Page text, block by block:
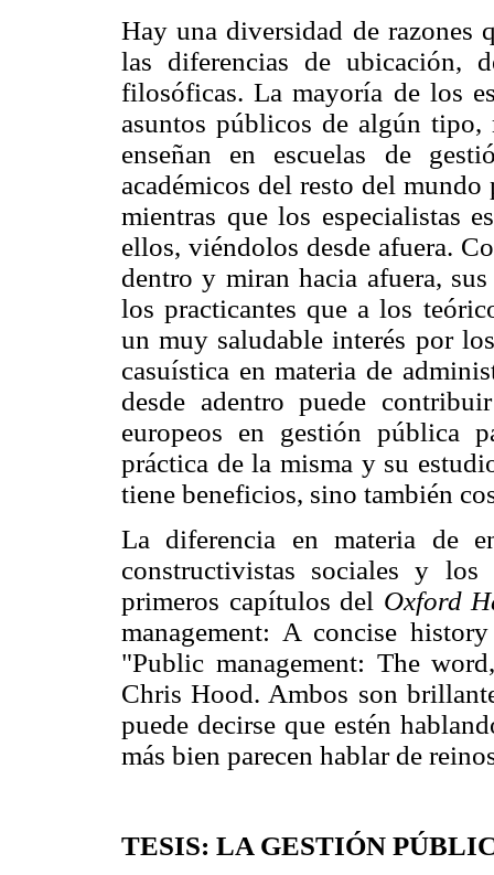
Hay una diversidad de razones
las diferencias de ubicación,
filosóficas. La mayoría de los
asuntos públicos de algún
enseñan en escuelas de
académicos del resto del
mientras que los especialistas
ellos, viéndolos desde afuera.
dentro y miran hacia afuera,
los practicantes que a los
un muy saludable interés por
casuística en materia de
desde adentro puede
europeos en gestión pública
práctica de la misma y su
tiene beneficios, sino también
La diferencia en materia de
constructivistas sociales y
primeros capítulos del Oxford
management: A concise
"Public management: The
Chris Hood. Ambos son
puede decirse que estén
más bien parecen hablar de
TESIS: LA GESTIÓN